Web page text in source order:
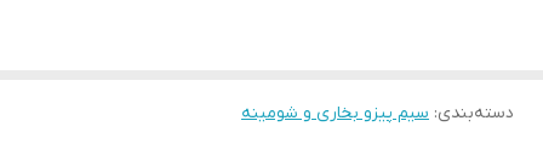
دسته‌بندی: سیم پیزو بخاری و شومینه